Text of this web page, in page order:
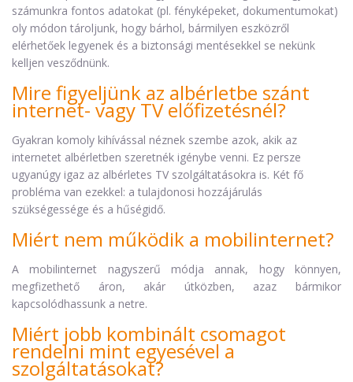
számunkra fontos adatokat (pl. fényképeket, dokumentumokat)
oly módon tároljunk, hogy bárhol, bármilyen eszközről
elérhetőek legyenek és a biztonsági mentésekkel se nekünk
kelljen vesződnünk.
Mire figyeljünk az albérletbe szánt
internet- vagy TV előfizetésnél?
Gyakran komoly kihívással néznek szembe azok, akik az
internetet albérletben szeretnék igénybe venni. Ez persze
ugyanúgy igaz az albérletes TV szolgáltatásokra is. Két fő
probléma van ezekkel: a tulajdonosi hozzájárulás
szükségessége és a hűségidő.
Miért nem működik a mobilinternet?
A mobilinternet nagyszerű módja annak, hogy könnyen,
megfizethető áron, akár útközben, azaz bármikor
kapcsolódhassunk a netre.
Miért jobb kombinált csomagot
rendelni mint egyesével a
szolgáltatásokat?